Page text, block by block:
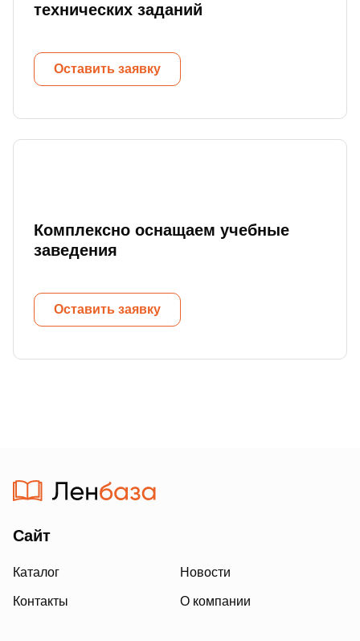
технических заданий
Оставить заявку
Комплексно оснащаем учебные
заведения
Оставить заявку
Сайт
Каталог Новости
Контакты О компании